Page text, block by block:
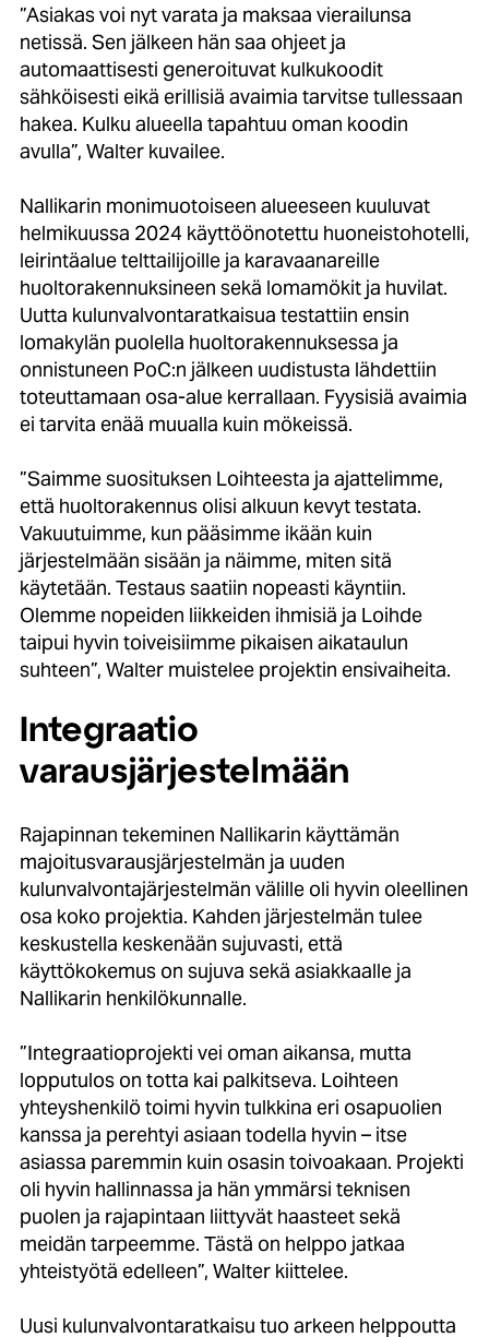
”Asiakas voi nyt varata ja maksaa vierailunsa
netissä. Sen jälkeen hän saa ohjeet ja
automaattisesti generoituvat kulkukoodit
sähköisesti eikä erillisiä avaimia tarvitse tullessaan
hakea. Kulku alueella tapahtuu oman koodin
avulla”, Walter kuvailee.
Nallikarin monimuotoiseen alueeseen kuuluvat
helmikuussa 2024 käyttöönotettu huoneistohotelli,
leirintäalue telttailijoille ja karavaanareille
huoltorakennuksineen sekä lomamökit ja huvilat.
Uutta kulunvalvontaratkaisua testattiin ensin
lomakylän puolella huoltorakennuksessa ja
onnistuneen PoC:n jälkeen uudistusta lähdettiin
toteuttamaan osa-alue kerrallaan. Fyysisiä avaimia
ei tarvita enää muualla kuin mökeissä.
”Saimme suosituksen Loihteesta ja ajattelimme,
että huoltorakennus olisi alkuun kevyt testata.
Vakuutuimme, kun pääsimme ikään kuin
järjestelmään sisään ja näimme, miten sitä
käytetään. Testaus saatiin nopeasti käyntiin.
Olemme nopeiden liikkeiden ihmisiä ja Loihde
taipui hyvin toiveisiimme pikaisen aikataulun
suhteen”, Walter muistelee projektin ensivaiheita.
Integraatio
varausjärjestelmään
Rajapinnan tekeminen Nallikarin käyttämän
majoitusvarausjärjestelmän ja uuden
kulunvalvontajärjestelmän välille oli hyvin oleellinen
osa koko projektia. Kahden järjestelmän tulee
keskustella keskenään sujuvasti, että
käyttökokemus on sujuva sekä asiakkaalle ja
Nallikarin henkilökunnalle.
”Integraatioprojekti vei oman aikansa, mutta
lopputulos on totta kai palkitseva. Loihteen
yhteyshenkilö toimi hyvin tulkkina eri osapuolien
kanssa ja perehtyi asiaan todella hyvin – itse
asiassa paremmin kuin osasin toivoakaan. Projekti
oli hyvin hallinnassa ja hän ymmärsi teknisen
puolen ja rajapintaan liittyvät haasteet sekä
meidän tarpeemme. Tästä on helppo jatkaa
yhteistyötä edelleen”, Walter kiittelee.
Uusi kulunvalvontaratkaisu tuo arkeen helppoutta